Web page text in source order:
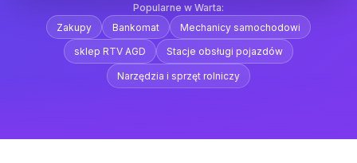
Popularne w Warta:
Zakupy
Bankomat Mechanicy samochodowi
sklep RTV AGD Stacje obsługi pojazdów
Narzędzia i sprzęt rolniczy